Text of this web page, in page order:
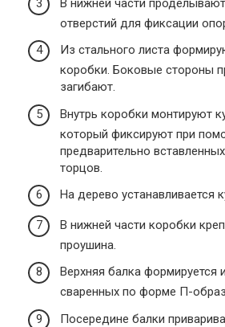
В нижней части
отверстий для фиксации
Из стального листа
коробки. Боковые стороны
загибают.
Внутрь коробки монтируют
который фиксируют при
предварительно
торцов.
На дерево устанавливается
В нижней части коробки
проушина.
Верхняя балка формируется
сваренных по форме П-
Посередине балки